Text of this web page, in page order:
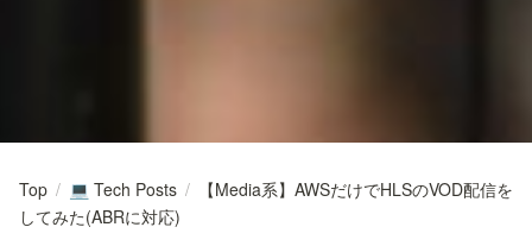
Top / 💻 Tech Posts /
【Media系】AWSだけでHLSのVOD配信を
してみた(ABRに対応)